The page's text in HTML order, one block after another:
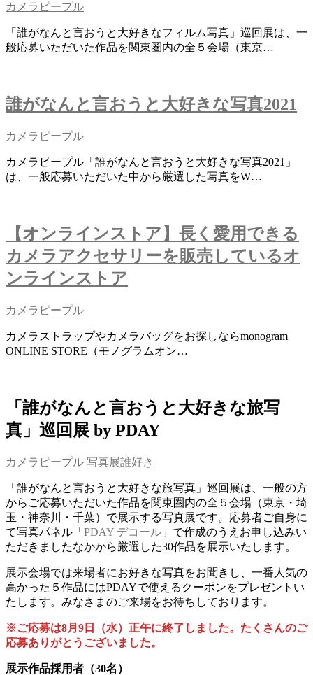
カメラピープル
「誰がなんと言おうと大好きなフィルム写真」巡回展は、一
般応募いただいた作品を関東圏内の全５会場（東京…
誰がなんと言おうと大好きな写真2021
カメラピープル
カメラピープル「誰がなんと言おうと大好きな写真2021」
は、一般応募いただいた中から厳選した写真をW…
【オンラインストア】長く愛用できる
カメラアクセサリーを販売しているオ
ンラインストア
カメラピープル
カメラストラップやカメラバッグをお探しならmonogram
ONLINE STORE（モノグラムオン…
「誰がなんと言おうと大好きな旅写
真」巡回展 by PDAY
カメラピープル 写真展誰好き
「誰がなんと言おうと大好きな旅写真」巡回展は、一般の方
からご応募いただいた作品を関東圏内の全５会場（東京・埼
玉・神奈川・千葉）で展示する写真展です。応募者ご自身に
て写真パネル「 PDAY デコール 」で作成のうえお申し込みい
ただきましたなかから厳選した30作品を展示いたします。
展示会場では来場者にお好きな写真をお聞きし、一番人気の
高かった５作品にはPDAYで使えるクーポンをプレゼントい
たします。みなさまのご来場をお待ちしております。
※ご応募は8月9日（水）正午に終了しました。たくさんのご
応募ありがとうございました。
展示作品採用者（30名）